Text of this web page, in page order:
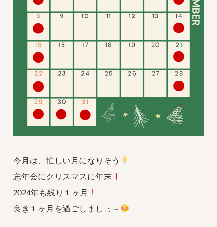
今月は、忙しい月になりそう
忘年会にクリスマスに年末
2024年も残り１ヶ月
良き１ヶ月を過ごしましょ～